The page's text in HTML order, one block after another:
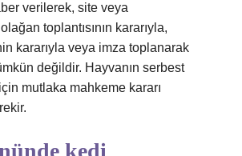
verilerek, site veya
toplantısının kararıyla,
kararıyla veya imza toplanarak
değildir. Hayvanın serbest
için mutlaka mahkeme kararı
kedi